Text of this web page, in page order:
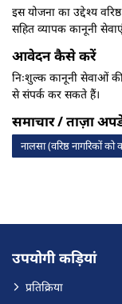
इस योजना का उद्देश्य
सहित व्यापक कानूनी
आवेदन कैसे करें
निःशुल्क कानूनी सेवाओं
से संपर्क कर सकते हैं।
समाचार / ताज़ा
नालसा (वरिष्ठ नागरिकों
उपयोगी कड़ियां
प्रतिक्रिया